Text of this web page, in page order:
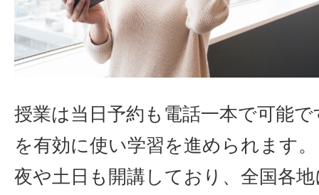
授業は当日予約も電話一本で可能
を有効に使い学習を進められます
夜や土日も開講しており、全国各